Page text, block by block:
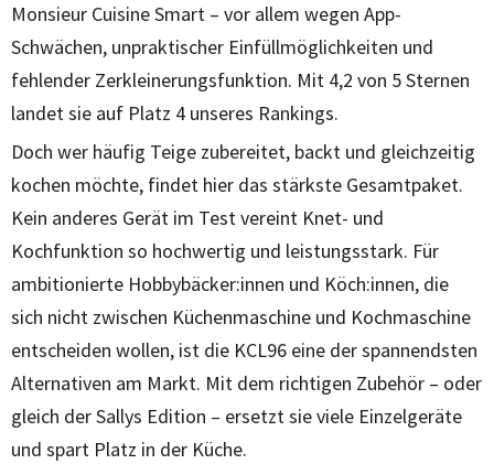
Monsieur Cuisine Smart – vor allem wegen App-
Schwächen, unpraktischer Einfüllmöglichkeiten und
fehlender Zerkleinerungsfunktion. Mit 4,2 von 5 Sternen
landet sie auf Platz 4 unseres Rankings.
Doch wer häufig Teige zubereitet, backt und gleichzeitig
kochen möchte, findet hier das stärkste Gesamtpaket.
Kein anderes Gerät im Test vereint Knet- und
Kochfunktion so hochwertig und leistungsstark. Für
ambitionierte Hobbybäcker:innen und Köch:innen, die
sich nicht zwischen Küchenmaschine und Kochmaschine
entscheiden wollen, ist die KCL96 eine der spannendsten
Alternativen am Markt. Mit dem richtigen Zubehör – oder
gleich der Sallys Edition – ersetzt sie viele Einzelgeräte
und spart Platz in der Küche.